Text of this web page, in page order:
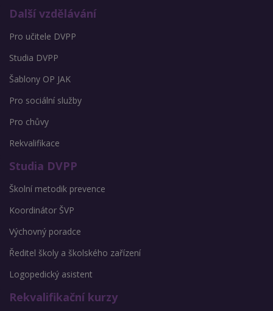
Další vzdělávání
Pro učitele DVPP
Studia DVPP
Šablony OP JAK
Pro sociální služby
Pro chůvy
Rekvalifikace
Studia DVPP
Školní metodik prevence
Koordinátor ŠVP
Výchovný poradce
Ředitel školy a školského zařízení
Logopedický asistent
Rekvalifikační kurzy